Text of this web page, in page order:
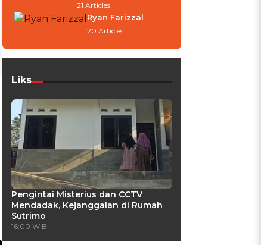
21 Articles
Ryan Farizzal
20 Articles
Liks
Pengintai Misterius dan CCTV
Mendadak, Kejanggalan di Rumah
Sutrimo
16:00 WIB